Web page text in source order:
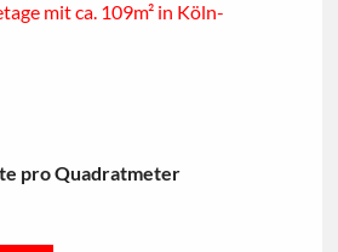
mit ca. 109m² in Köln-
pro Quadratmeter